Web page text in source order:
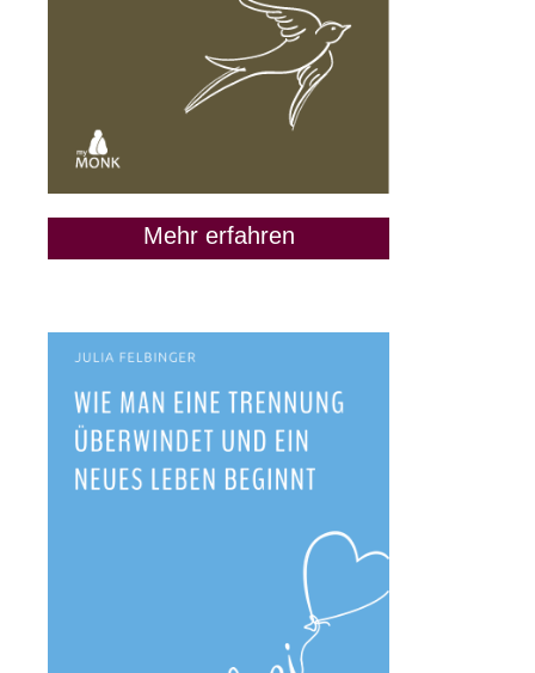
Mehr erfahren